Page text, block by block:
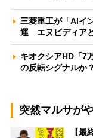
三菱重工が「AIイ
運 エヌビディア
キオクシアHD「7
の反転シグナル
突然マルサが
【